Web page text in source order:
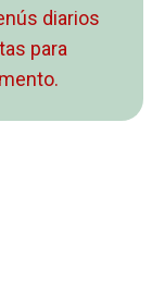
diarios
para